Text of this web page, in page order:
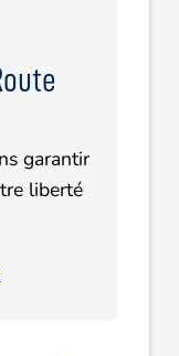
garantir
liberté